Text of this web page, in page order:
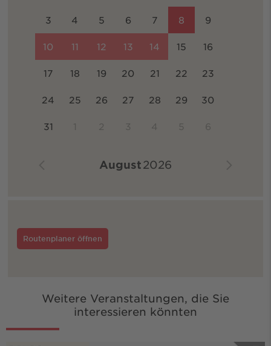
August2026
3 4 5 6 7 8 9
10 11 12 13 14 15 16
17 18 19 20 21 22 23
24 25 26 27 28 29 30
31 1 2 3 4 5 6
Routenplaner öffnen
Weitere Veranstaltungen, die Sie
interessieren könnten